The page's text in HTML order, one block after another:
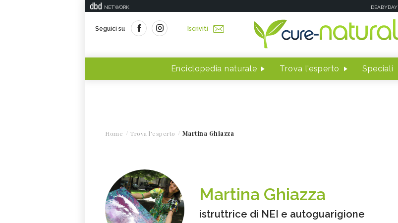
NETWORK DEABYDAY
Seguici su Iscriviti
Enciclopedia naturale Trova l'esperto Speciali
Home Trova l'esperto Martina Ghiazza
Martina Ghiazza
istruttrice di NEI e autoguarigione